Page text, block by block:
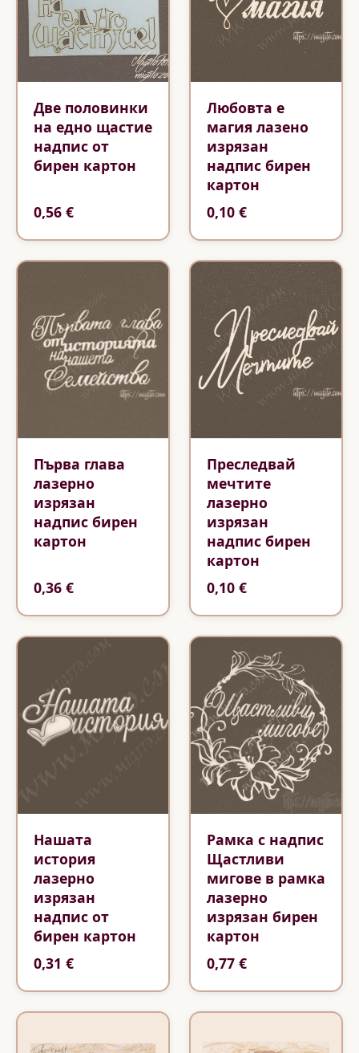
Две половинки
на едно щастие
надпис от
бирен картон
0,56 €
Любовта е
магия лазено
изрязан
надпис бирен
картон
0,10 €
Първа глава
лазерно
изрязан
надпис бирен
картон
0,36 €
Преследвай
мечтите
лазерно
изрязан
надпис бирен
картон
0,10 €
Нашата
история
лазерно
изрязан
надпис от
бирен картон
0,31 €
Рамка с надпис
Щастливи
мигове в рамка
лазерно
изрязан бирен
картон
0,77 €